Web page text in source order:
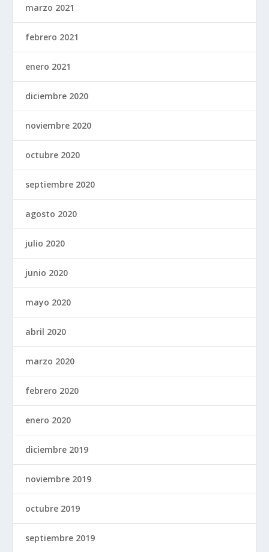
marzo 2021
febrero 2021
enero 2021
diciembre 2020
noviembre 2020
octubre 2020
septiembre 2020
agosto 2020
julio 2020
junio 2020
mayo 2020
abril 2020
marzo 2020
febrero 2020
enero 2020
diciembre 2019
noviembre 2019
octubre 2019
septiembre 2019